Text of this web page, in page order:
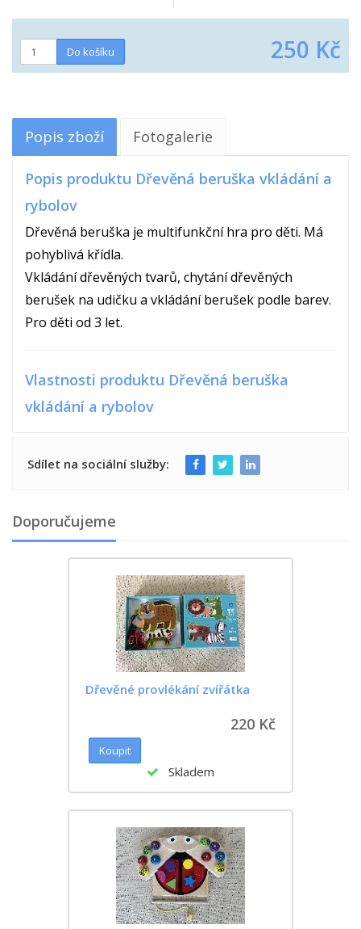
250 Kč
Popis zboží Fotogalerie
Popis produktu Dřevěná beruška vkládání a
rybolov
Dřevěná beruška je multifunkční hra pro děti. Má
pohyblivá křídla.
Vkládání dřevěných tvarů, chytání dřevěných
berušek na udičku a vkládání berušek podle barev.
Pro děti od 3 let.
Vlastnosti produktu Dřevěná beruška
vkládání a rybolov
Sdílet na sociální služby:
Doporučujeme
Dřevěné provlékání zvířátka
220 Kč
Skladem